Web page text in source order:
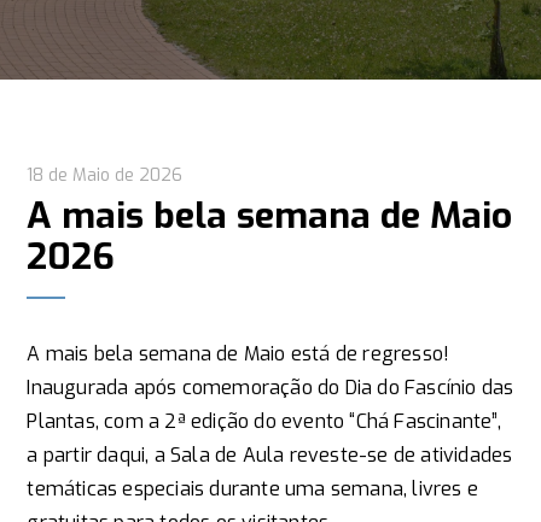
18 de Maio de 2026
A mais bela semana de Maio
2026
A mais bela semana de Maio está de regresso!
Inaugurada após comemoração do Dia do Fascínio das
Plantas, com a 2ª edição do evento “Chá Fascinante”,
a partir daqui, a Sala de Aula reveste-se de atividades
temáticas especiais durante uma semana, livres e